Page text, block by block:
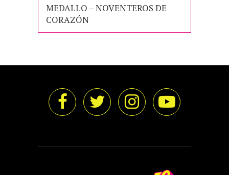
MEDALLO – NOVENTEROS DE
CORAZÓN